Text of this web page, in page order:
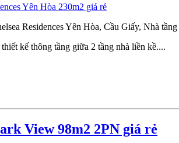
Residences Yên Hòa, Cầu Giấy, Nhà tầng
kế thông tầng giữa 2 tầng nhà liền kề....
View 98m2 2PN giá rẻ